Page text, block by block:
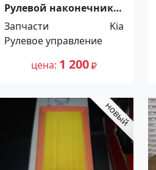
Рулевой наконечник
правый Kia Soul
Краснодар
Запчасти
Kia
Рулевое управление
цена 1 200